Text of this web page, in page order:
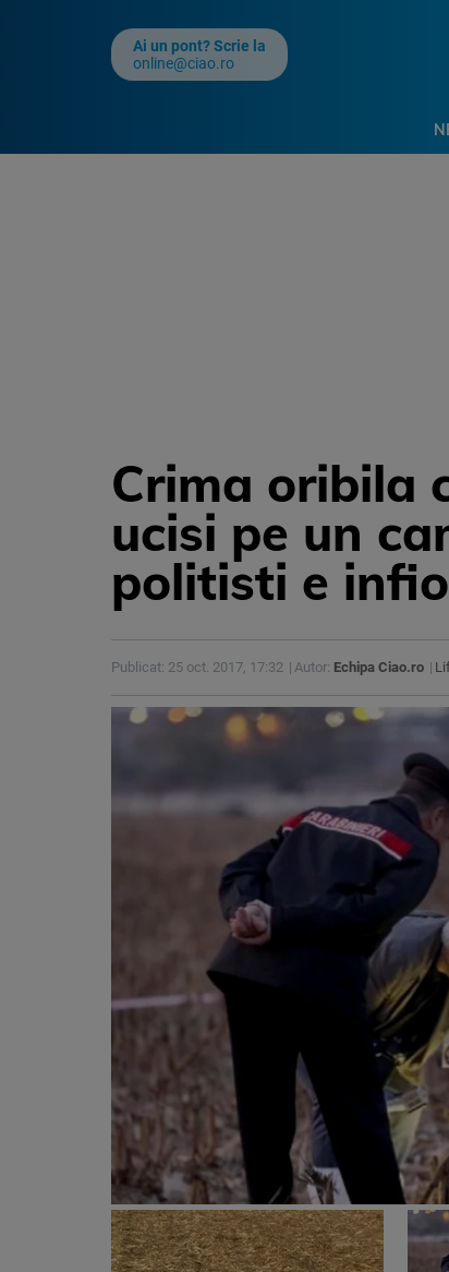
Ai un pont? Scrie la
online@ciao.ro
Crima oribila
ucisi pe un
politisti e
Publicat: 25 oct. 2017, 17:32 Autor: Echipa Ciao.ro